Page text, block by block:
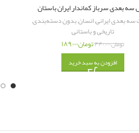
بعدی سرباز کماندار ایران باستان
سه بعدی ایرانی,انسان,بدون دسته‌بندی,
تاریخی و باستانی
تومان۴۴۰,۰۰۰تومان۱۸۹,۰۰۰
افزودن به سبد خرید